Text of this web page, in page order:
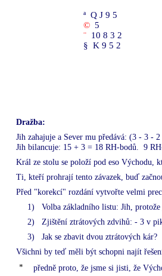
ª Q J 9 5
© 5
¨ 10 8 3 2
§ K 9 5 2
Dražba:
Jih zahajuje a Sever mu předává: (3 - 3 -
Jih bilancuje: 15 + 3 = 18 RH-bodů.
9
Král ze stolu se položí pod eso Východu,
Ti, kteří prohrají tento závazek, buď
Před "korekcí" rozdání vytvořte velmi
1)
Volba základního listu: Jih,
2)
Zjištění ztrátových zdvihů: - 3 v
3)
Jak se zbavit dvou ztrátových kár?
Všichni by teď měli být schopni najít
předně proto, že jsme si jisti, že